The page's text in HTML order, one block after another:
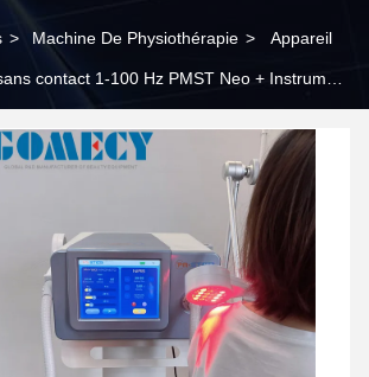
> Machine De Physiothérapie > Appareil
contact 1-100 Hz PMST Neo + Instrument